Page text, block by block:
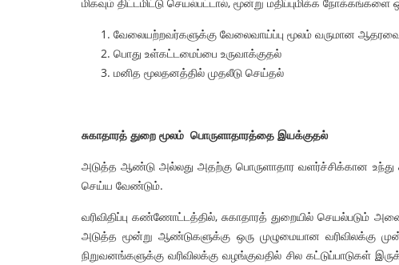
வேலையற்றவர்களுக்கு வேலைவாய்ப்பு மூலம் வருமான
பொது உள்கட்டமைப்பை உருவாக்குதல்
மனித மூலதனத்தில் முதலீடு செய்தல்
சுகாதாரத் துறை மூலம் பொருளாதாரத்தை இயக்குதல்
அடுத்த ஆண்டு அல்லது அதற்கு பொருளாதார வளர்ச்சிக்கான உந்து
செய்ய வேண்டும்.
வரிவிதிப்பு கண்ணோட்டத்தில், சுகாதாரத் துறையில் செயல்படும்
அடுத்த மூன்று ஆண்டுகளுக்கு ஒரு முழுமையான வரிவிலக்கு
நிறுவனங்களுக்கு வரிவிலக்கு வழங்குவதில் சில கட்டுப்பாடுகள்